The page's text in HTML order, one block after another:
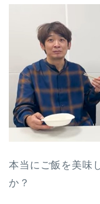
本当にご飯を美味
か？